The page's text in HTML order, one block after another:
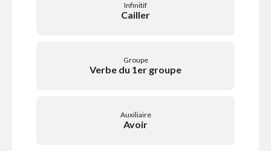
Infinitif
Cailler
Groupe
Verbe du 1er groupe
Auxiliaire
Avoir